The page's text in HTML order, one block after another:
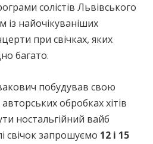
солістів Львівського
із найочікуваніших
при свічках, яких
багато.
побудував свою
обробках хітів
ностальгійний вайб
свічок запрошуємо 12 і 15